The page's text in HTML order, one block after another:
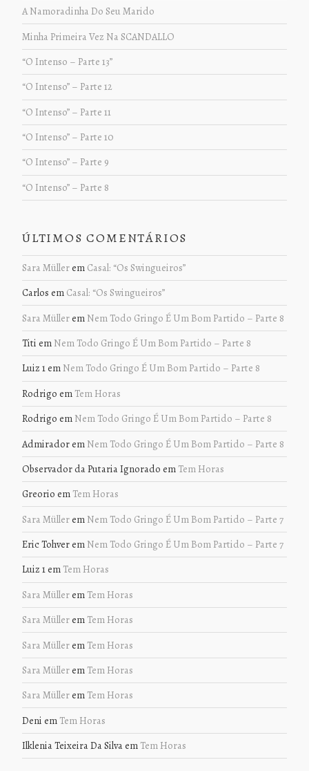
A Namoradinha Do Seu Marido
Minha Primeira Vez Na SCANDALLO
“O Intenso – Parte 13”
“O Intenso” – Parte 12
“O Intenso” – Parte 11
“O Intenso” – Parte 10
“O Intenso” – Parte 9
“O Intenso” – Parte 8
ÚLTIMOS COMENTÁRIOS
Sara Müllerem Casal: “Os Swingueiros”
Carlos em Casal: “Os Swingueiros”
Sara Müllerem Nem Todo Gringo É Um Bom Partido – Parte 8
Titi em Nem Todo Gringo É Um Bom Partido – Parte 8
Luiz 1em Nem Todo Gringo É Um Bom Partido – Parte 8
Rodrigo em Tem Horas
Rodrigo em Nem Todo Gringo É Um Bom Partido – Parte 8
Admiradorem Nem Todo Gringo É Um Bom Partido – Parte 8
Observador da Putaria Ignorado em Tem Horas
Greorio em Tem Horas
Sara Müllerem Nem Todo Gringo É Um Bom Partido – Parte 7
Eric Tohverem Nem Todo Gringo É Um Bom Partido – Parte 7
Luiz 1em Tem Horas
Sara Müllerem Tem Horas
Sara Müllerem Tem Horas
Sara Müllerem Tem Horas
Sara Müllerem Tem Horas
Sara Müllerem Tem Horas
Deni em Tem Horas
Ilklenia Teixeira Da Silvaem Tem Horas